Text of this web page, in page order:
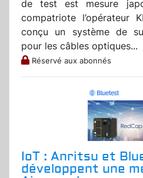
de test est mesure
compatriote l’opérateur
conçu un système de
pour les câbles optiques...
Réservé aux abonnés
IoT : Anritsu et
développent une